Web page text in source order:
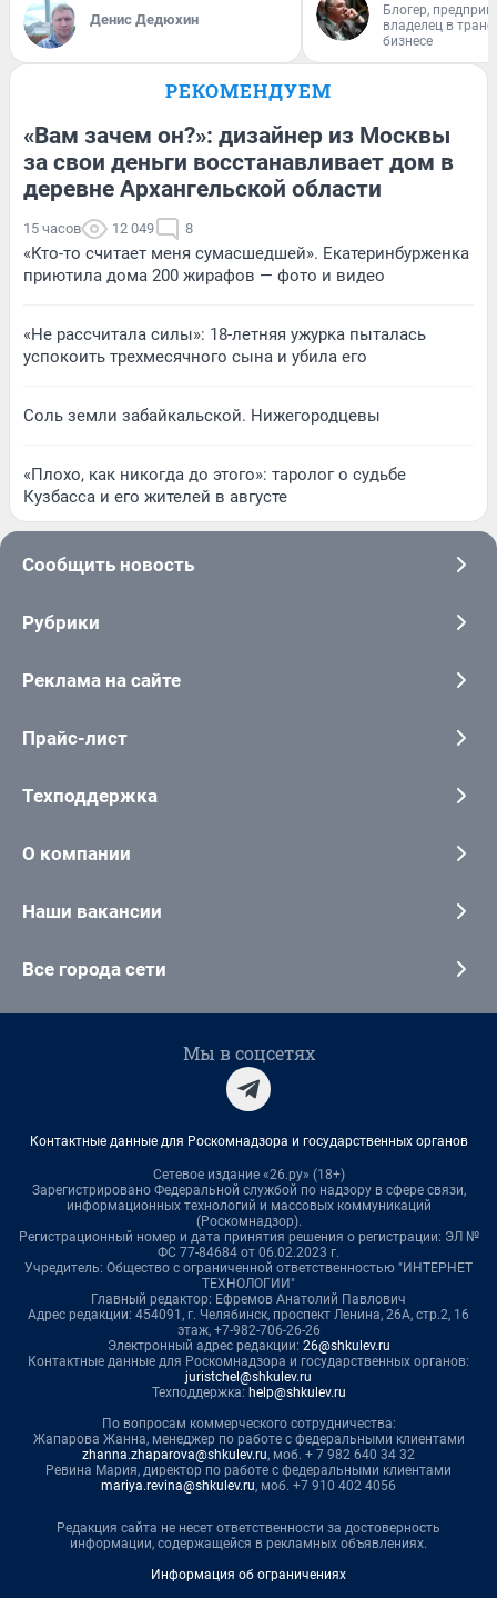
Денис Дедюхин
Блогер,
владелец в
бизнесе
РЕКОМЕНДУЕМ
«Вам зачем он?»: дизайнер из Москвы
за свои деньги восстанавливает дом в
деревне Архангельской области
15 часов 12 049 8
«Кто-то считает меня сумасшедшей». Екатеринбурженка
приютила дома 200 жирафов — фото и видео
«Не рассчитала силы»: 18-летняя ужурка пыталась
успокоить трехмесячного сына и убила его
Соль земли забайкальской. Нижегородцевы
«Плохо, как никогда до этого»: таролог о судьбе
Кузбасса и его жителей в августе
Сообщить новость
Рубрики
Реклама на сайте
Прайс-лист
Техподдержка
О компании
Наши вакансии
Все города сети
Мы в соцсетях
Контактные данные для Роскомнадзора и государственных органов
Сетевое издание «26.ру» (18+)
Зарегистрировано Федеральной службой по надзору в сфере связи,
информационных технологий и массовых коммуникаций
(Роскомнадзор).
Регистрационный номер и дата принятия решения о регистрации: ЭЛ №
ФС 77-84684 от 06.02.2023 г.
Учредитель: Общество с ограниченной ответственностью "ИНТЕРНЕТ
ТЕХНОЛОГИИ"
Главный редактор: Ефремов Анатолий Павлович
Адрес редакции: 454091, г. Челябинск, проспект Ленина, 26А, стр.2, 16
этаж, +7-982-706-26-26
Электронный адрес редакции: 26@shkulev.ru
Контактные данные для Роскомнадзора и государственных органов:
juristchel@shkulev.ru
Техподдержка: help@shkulev.ru
По вопросам коммерческого сотрудничества:
Жапарова Жанна, менеджер по работе с федеральными клиентами
zhanna.zhaparova@shkulev.ru, моб. + 7 982 640 34 32
Ревина Мария, директор по работе с федеральными клиентами
mariya.revina@shkulev.ru, моб. +7 910 402 4056
Редакция сайта не несет ответственности за достоверность
информации, содержащейся в рекламных объявлениях.
Информация об ограничениях